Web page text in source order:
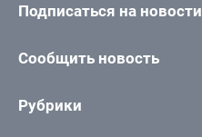
Подписаться на новости
Сообщить новость
Рубрики